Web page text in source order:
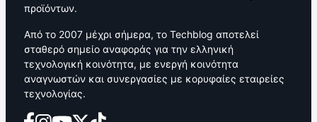
προϊόντων.
Από το 2007 μέχρι σήμερα, το Techblog αποτελεί
σταθερό σημείο αναφοράς για την ελληνική
τεχνολογική κοινότητα, με ενεργή κοινότητα
αναγνωστών και συνεργασίες με κορυφαίες εταιρείες
τεχνολογίας.